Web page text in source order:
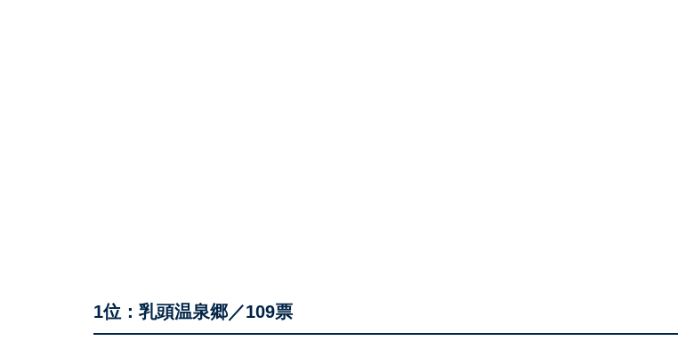
1位：乳頭温泉郷／109票